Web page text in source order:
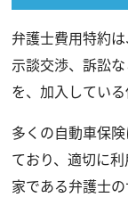
弁護士費用特約
示談交渉、訴訟
を、加入してい
多くの自動車保
ており、適切に
家である弁護士の